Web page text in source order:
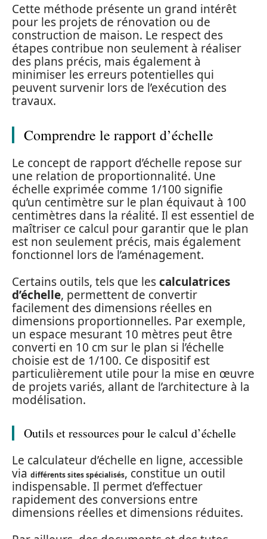
Cette méthode présente un grand intérêt
pour les projets de rénovation ou de
construction de maison. Le respect des
étapes contribue non seulement à réaliser
des plans précis, mais également à
minimiser les erreurs potentielles qui
peuvent survenir lors de l’exécution des
travaux.
Comprendre le rapport d’échelle
Le concept de rapport d’échelle repose sur
une relation de proportionnalité. Une
échelle exprimée comme 1/100 signifie
qu’un centimètre sur le plan équivaut à 100
centimètres dans la réalité. Il est essentiel de
maîtriser ce calcul pour garantir que le plan
est non seulement précis, mais également
fonctionnel lors de l’aménagement.
Certains outils, tels que lescalculatrices
d’échelle, permettent de convertir
facilement des dimensions réelles en
dimensions proportionnelles. Par exemple,
un espace mesurant 10 mètres peut être
converti en 10 cm sur le plan si l’échelle
choisie est de 1/100. Ce dispositif est
particulièrement utile pour la mise en œuvre
de projets variés, allant de l’architecture à la
modélisation.
Outils et ressources pour le calcul d’échelle
Le calculateur d’échelle en ligne, accessible
via différents sites spécialisés, constitue un outil
indispensable. Il permet d’effectuer
rapidement des conversions entre
dimensions réelles et dimensions réduites.